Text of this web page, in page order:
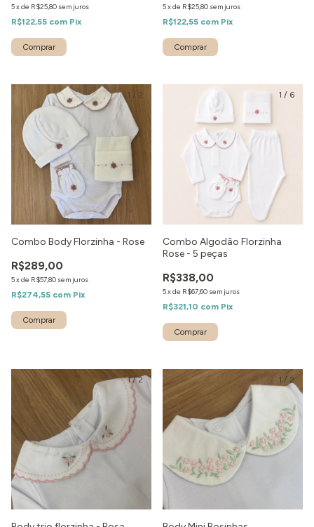
5xde R$25,80 sem juros
R$122,55 com Pix
5xde R$25,80 sem juros
R$122,55 com Pix
1 / 2
Combo Body Florzinha - Rose
R$289,00
5xde R$57,80 sem juros
R$274,55 com Pix
1 / 6
Combo Algodão Florzinha
Rose - 5 peças
R$338,00
5xde R$67,60 sem juros
R$321,10 com Pix
1/2 1 / 2